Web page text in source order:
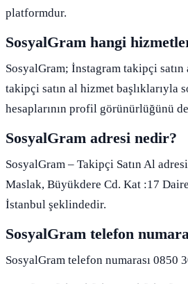
platformdur.
SosyalGram hangi
SosyalGram; İnstagram takipçi
takipçi satın al hizmet başlıklarıyla
hesaplarının profil görünürlüğünü
SosyalGram adresi nedir?
SosyalGram – Takipçi Satın Al
Maslak, Büyükdere Cd. Kat :17
İstanbul şeklindedir.
SosyalGram telefon
SosyalGram telefon numarası 0850